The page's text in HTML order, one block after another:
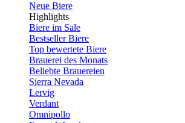
Neue Biere
Highlights
Biere im Sale
Bestseller Biere
Top bewertete Biere
Brauerei des Monats
Beliebte Brauereien
Sierra Nevada
Lervig
Verdant
Omnipollo